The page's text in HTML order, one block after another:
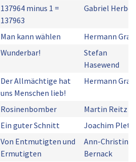
137964 minus 1 =
137963
Gabriel
Man kann wählen Hermann
Wunderbar!
Stefan
Hasewend
Der Allmächtige hat
uns Menschen lieb!
Hermann
Rosinenbomber Martin Reitz
Ein guter Schnitt Joachim
Von Entmutigten und
Ermutigten
Ann-Christin
Bernack